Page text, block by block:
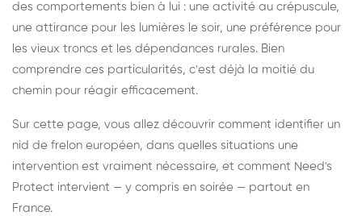
des comportements bien à lui : une activité au crépuscule,
une attirance pour les lumières le soir, une préférence pour
les vieux troncs et les dépendances rurales. Bien
comprendre ces particularités, c'est déjà la moitié du
chemin pour réagir efficacement.
Sur cette page, vous allez découvrir comment identifier un
nid de frelon européen, dans quelles situations une
intervention est vraiment nécessaire, et comment Need's
Protect intervient — y compris en soirée — partout en
France.